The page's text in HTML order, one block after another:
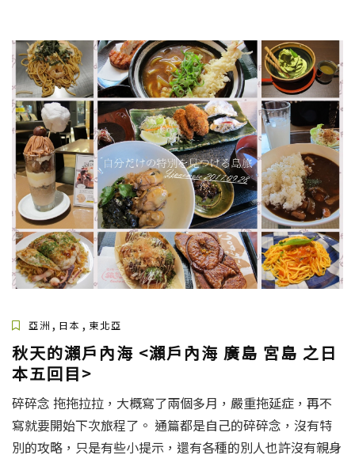
亞洲 , 日本 , 東北亞
秋天的瀨戶內海 <瀨戶內海 廣島 宮島 之日
本五回目>
碎碎念 拖拖拉拉，大概寫了兩個多月，嚴重拖延症，再不
寫就要開始下次旅程了。 通篇都是自己的碎碎念，沒有特
別的攻略，只是有些小提示，還有各種的別人也許沒有親身